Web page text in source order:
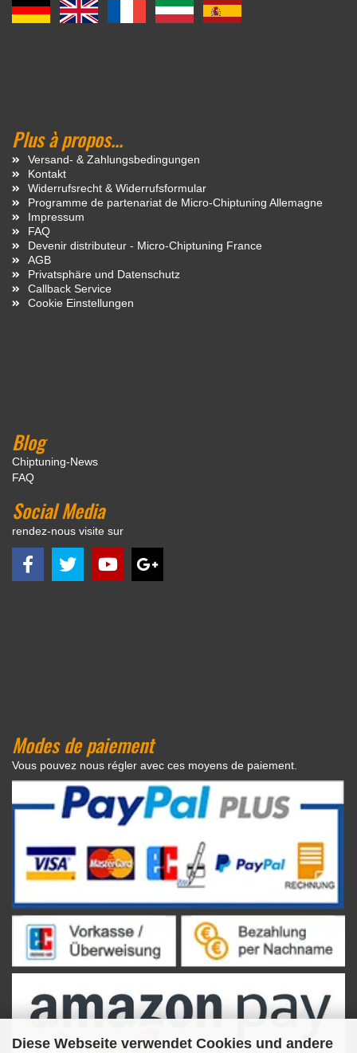
Diese Webseite verwendet Cookies und andere
Plus à propos...
Versand- & Zahlungsbedingungen
Kontakt
Widerrufsrecht & Widerrufsformular
Programme de partenariat de Micro-Chiptuning Allemagne
Impressum
FAQ
Devenir distributeur - Micro-Chiptuning France
AGB
Privatsphäre und Datenschutz
Callback Service
Cookie Einstellungen
Blog
Chiptuning-News
FAQ
Social Media
rendez-nous visite sur
Modes de paiement
Vous pouvez nous régler avec ces moyens de paiement.